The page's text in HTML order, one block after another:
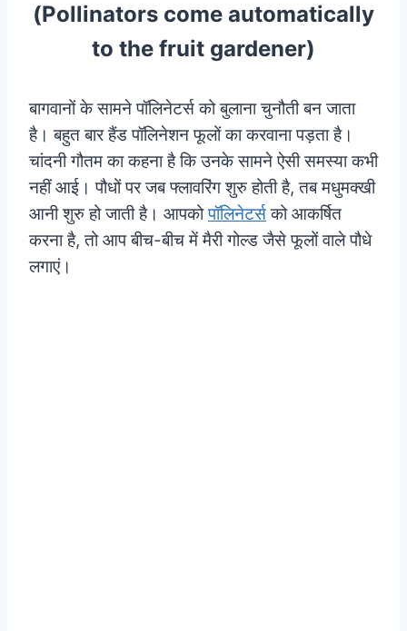
(Pollinators come automatically
to the fruit gardener)
बागवानों के सामने पॉलिनेटर्स को बुलाना चुनौती बन जाता
है। बहुत बार हैंड पॉलिनेशन फूलों का करवाना पड़ता है।
चांदनी गौतम का कहना है कि उनके सामने ऐसी समस्या कभी
नहीं आई। पौधों पर जब फ्लावरिंग शुरु होती है, तब मधुमक्खी
आनी शुरु हो जाती है। आपकोपॉलिनेटर्सको आकर्षित
करना है, तो आप बीच-बीच में मैरी गोल्ड जैसे फूलों वाले पौधे
लगाएं।